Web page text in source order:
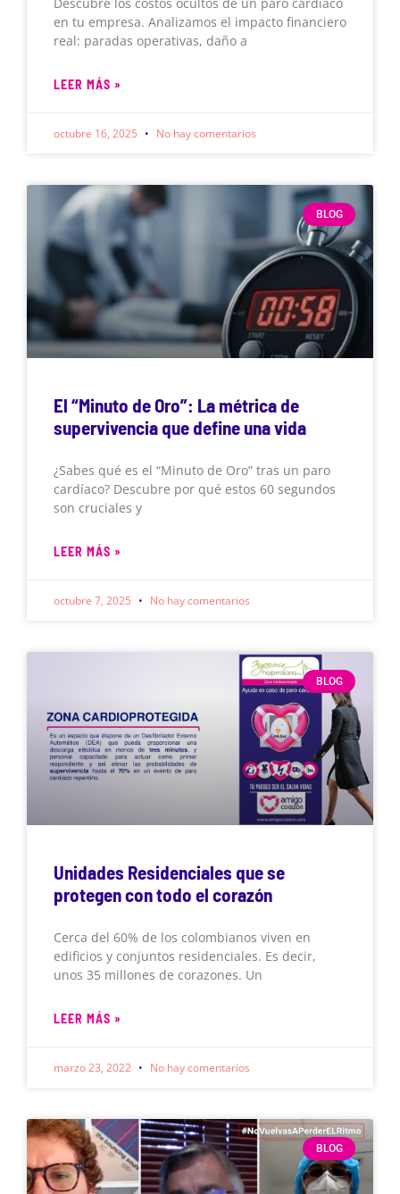
en tu empresa. Analizamos el impacto financiero
real: paradas operativas, daño a
LEER MÁS »
octubre 16, 2025 No hay comentarios
BLOG
El “Minuto de Oro”: La métrica de
supervivencia que define una vida
¿Sabes qué es el “Minuto de Oro” tras un paro
cardíaco? Descubre por qué estos 60 segundos
son cruciales y
LEER MÁS »
octubre 7, 2025 No hay comentarios
BLOG
Unidades Residenciales que se
protegen con todo el corazón
Cerca del 60% de los colombianos viven en
edificios y conjuntos residenciales. Es decir,
unos 35 millones de corazones. Un
LEER MÁS »
marzo 23, 2022 No hay comentarios
BLOG